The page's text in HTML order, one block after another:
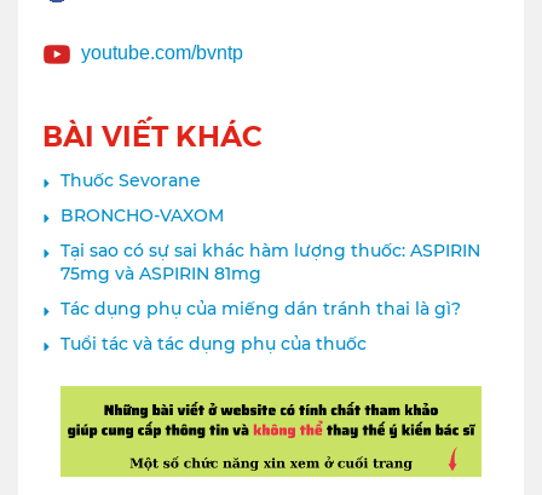
youtube.com/bvntp
BÀI VIẾT KHÁC
Thuốc Sevorane
BRONCHO-VAXOM
Tại sao có sự sai khác hàm lượng thuốc: ASPIRIN
75mg và ASPIRIN 81mg
Tác dụng phụ của miếng dán tránh thai là gì?
Tuổi tác và tác dụng phụ của thuốc